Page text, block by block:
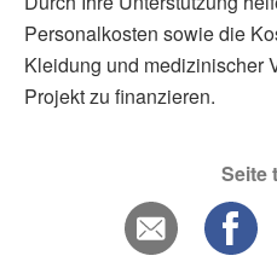
Personalkosten sowie die
Kleidung und medizinischer
Projekt zu finanzieren.
Seite